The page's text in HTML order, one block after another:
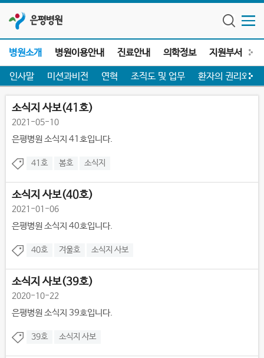
은평병원
병원소개 병원이용안내 진료안내 의학정보 지원부서
인사말 미션과비전 연혁 조직도 및 업무 환자의 권리와 의
소식지 사보(41호)
2021-05-10
은평병원 소식지 41호입니다.
41호 봄호 소식지
소식지 사보(40호)
2021-01-06
은평병원 소식지 40호입니다.
40호 겨울호 소식지 사보
소식지 사보(39호)
2020-10-22
은평병원 소식지 39호입니다.
39호 소식지 사보